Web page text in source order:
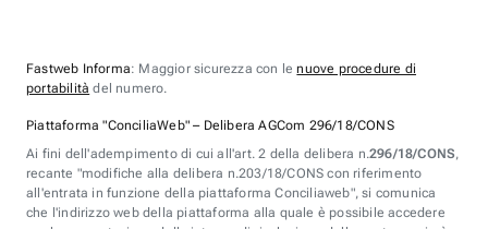
Fastweb Informa: Maggior sicurezza con lenuove procedure di
portabilità del numero.
Piattaforma "ConciliaWeb" – Delibera AGCom 296/18/CONS
Ai fini dell'adempimento di cui all'art. 2 della delibera n.296/18/CONS,
recante "modifiche alla delibera n.203/18/CONS con riferimento
all'entrata in funzione della piattaforma Conciliaweb", si comunica
che l'indirizzo web della piattaforma alla quale è possibile accedere